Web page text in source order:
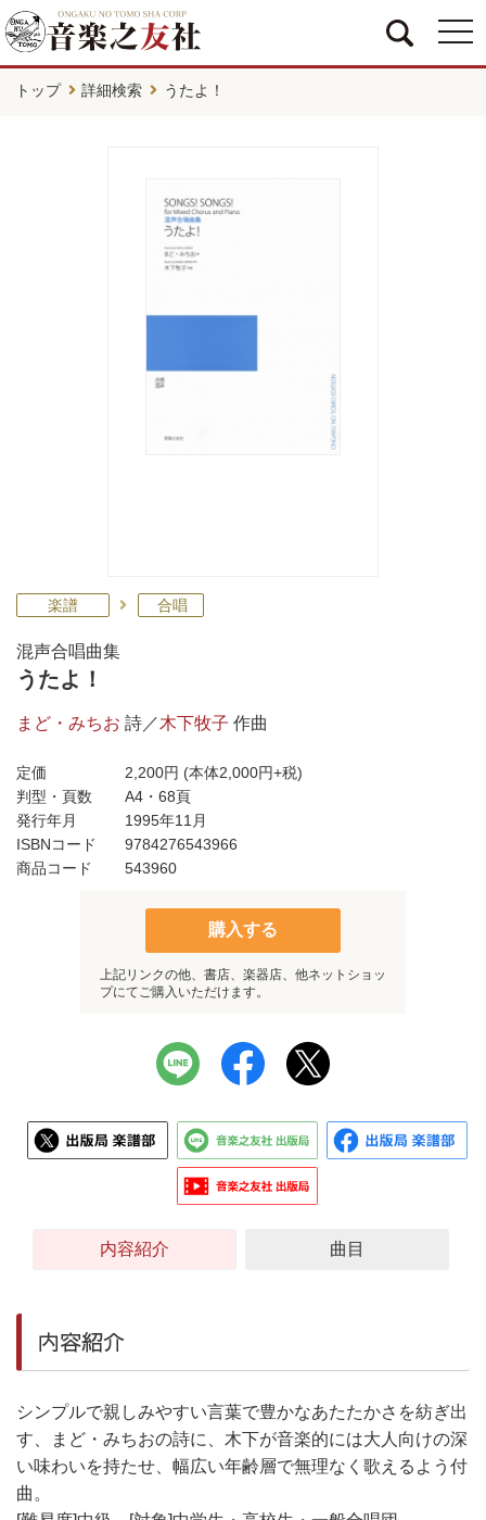
トップ 詳細検索 うたよ！
楽譜 合唱
混声合唱曲集
うたよ！
まど・みちお 詩／木下牧子 作曲
定価 2,200円 (本体2,000円+税)
判型・頁数
A4・68頁
発行年月
1995年11月
ISBNコード
9784276543966
商品コード
543960
購入する
上記リンクの他、書店、楽器店、他ネットショッ
プにてご購入いただけます。
内容紹介 曲目
内容紹介
シンプルで親しみやすい言葉で豊かなあたたかさを紡ぎ出
す、まど・みちおの詩に、木下が音楽的には大人向けの深
い味わいを持たせ、幅広い年齢層で無理なく歌えるよう付
曲。